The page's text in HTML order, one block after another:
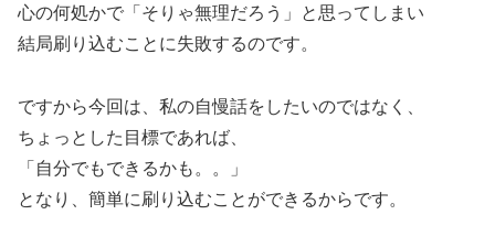
心の何処かで「そりゃ無理だろう」と思ってしまい
結局刷り込むことに失敗するのです。
ですから今回は、私の自慢話をしたいのではなく、
ちょっとした目標であれば、
「自分でもできるかも。。」
となり、簡単に刷り込むことができるからです。